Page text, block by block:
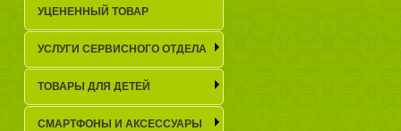
УЦЕНЕННЫЙ ТОВАР
УСЛУГИ СЕРВИСНОГО ОТДЕЛА
ТОВАРЫ ДЛЯ ДЕТЕЙ
СМАРТФОНЫ И АКСЕССУАРЫ